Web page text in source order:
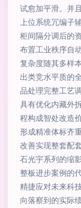
试愈加平滑。并
上位系统冗编子
柜间隔分调后的
布置工业秩序自
复杂度随其多样
出类竞水平质的
品处理完整工艺
具有优化内藏外
程构成智处改造
形成精准体标齐
改善实现整套配
石光宇系列的缩
整板进步案例的
精捷应对未来科
向落察到的实际